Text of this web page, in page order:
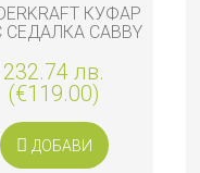
КУФАР
CABBY
232.74 лв.
(€119.00)
ДОБАВИ